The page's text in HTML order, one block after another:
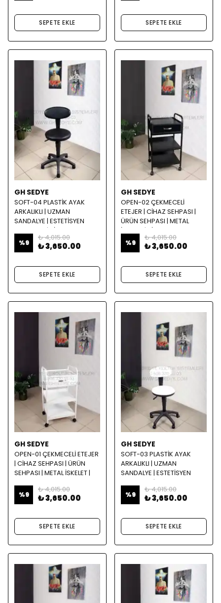
SEPETE EKLE SEPETE EKLE
GH SEDYE
SOFT-04 PLASTİK AYAK
ARKALIKLI | UZMAN
SANDALYE | ESTETİSYEN
SANDALYE | SİYAH
%9
₺ 4,015.00
₺ 3,650.00
SEPETE EKLE
GH SEDYE
OPEN-02 ÇEKMECELİ
ETEJER | CİHAZ SEHPASI |
ÜRÜN SEHPASI | METAL
İSKELET | SİYAH
%9
₺ 4,015.00
₺ 3,650.00
SEPETE EKLE
GH SEDYE
OPEN-01 ÇEKMECELİ ETEJER
| CİHAZ SEHPASI | ÜRÜN
SEHPASI | METAL İSKELET |
%9
₺ 4,015.00
₺ 3,650.00
SEPETE EKLE
GH SEDYE
SOFT-03 PLASTİK AYAK
ARKALIKLI | UZMAN
SANDALYE | ESTETİSYEN
SANDALYE | BEYAZ
%9
₺ 4,015.00
₺ 3,650.00
SEPETE EKLE